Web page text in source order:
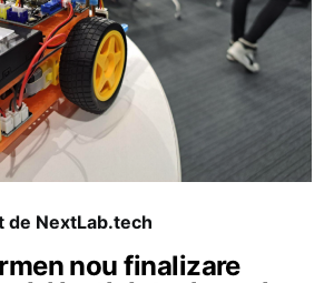
de NextLab.tech
nou finalizare